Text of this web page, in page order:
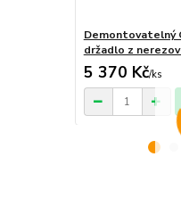
Demontovatelný
držadlo z
5 370 Kč/ks